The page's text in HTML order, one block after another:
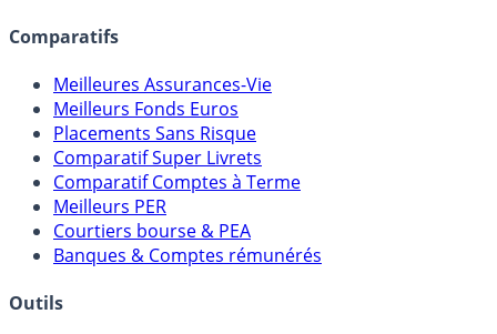
assureurs, sociétés de gestion, CGP, etc.
Comparatifs
Meilleures Assurances-Vie
Meilleurs Fonds Euros
Placements Sans Risque
Comparatif Super Livrets
Comparatif Comptes à Terme
Meilleurs PER
Banques & Comptes rémunérés